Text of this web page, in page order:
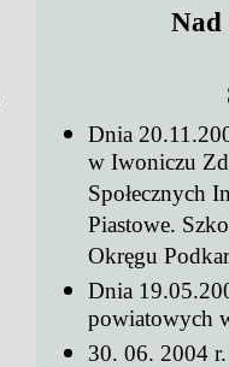
Nad
Dnia
w Iwoniczu
Społecznych
Piastowe.
Okręgu
Dnia
powiatowych
30. 06. 2004